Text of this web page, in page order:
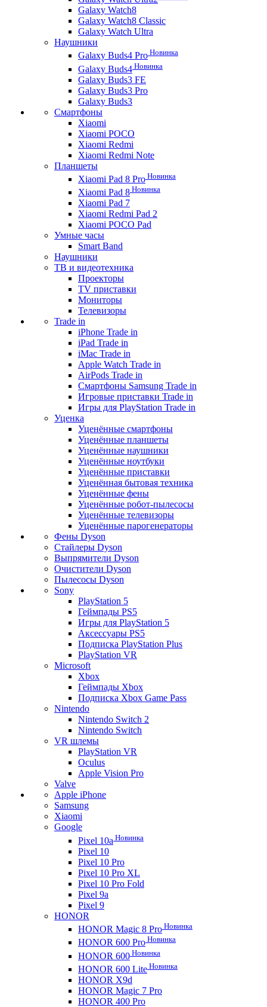
Galaxy Watch8
Galaxy Watch8 Classic
Galaxy Watch Ultra
Наушники
Galaxy Buds4 Pro Новинка
Galaxy Buds4 Новинка
Galaxy Buds3 FE
Galaxy Buds3 Pro
Galaxy Buds3
Смартфоны
Xiaomi
Xiaomi POCO
Xiaomi Redmi
Xiaomi Redmi Note
Планшеты
Xiaomi Pad 8 Pro Новинка
Xiaomi Pad 8 Новинка
Xiaomi Pad 7
Xiaomi Redmi Pad 2
Xiaomi POCO Pad
Умные часы
Smart Band
Наушники
ТВ и видеотехника
Проекторы
TV приставки
Мониторы
Телевизоры
Trade in
iPhone Trade in
iPad Trade in
iMac Trade in
Apple Watch Trade in
AirPods Trade in
Смартфоны Samsung Trade in
Игровые приставки Trade in
Игры для PlayStation Trade in
Уценка
Уценённые смартфоны
Уценённые планшеты
Уценённые наушники
Уценённые ноутбуки
Уценённые приставки
Уценённая бытовая техника
Уценённые фены
Уценённые робот-пылесосы
Уценённые телевизоры
Уценённые парогенераторы
Фены Dyson
Стайлеры Dyson
Выпрямители Dyson
Очистители Dyson
Пылесосы Dyson
Sony
PlayStation 5
Геймпады PS5
Игры для PlayStation 5
Аксессуары PS5
Подписка PlayStation Plus
PlayStation VR
Microsoft
Xbox
Геймпады Xbox
Подписка Xbox Game Pass
Nintendo
Nintendo Switch 2
Nintendo Switch
VR шлемы
PlayStation VR
Oculus
Apple Vision Pro
Valve
Apple iPhone
Samsung
Xiaomi
Google
Pixel 10a Новинка
Pixel 10
Pixel 10 Pro
Pixel 10 Pro XL
Pixel 10 Pro Fold
Pixel 9a
Pixel 9
HONOR
HONOR Magic 8 Pro Новинка
HONOR 600 Pro Новинка
HONOR 600 Новинка
HONOR 600 Lite Новинка
HONOR X9d
HONOR Magic 7 Pro
HONOR 400 Pro